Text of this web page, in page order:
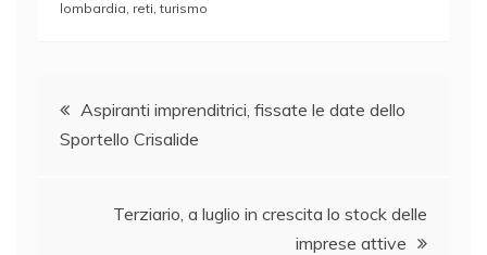
o
o
n
p
di
lombardia reti ,turismo
Navigazione
articoli
Aspiranti imprenditrici, fissate le date dello
Sportello Crisalide
Terziario, a luglio in crescita lo stock delle
imprese attive